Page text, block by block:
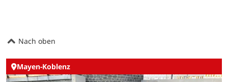
Nach oben
Mayen-Koblenz